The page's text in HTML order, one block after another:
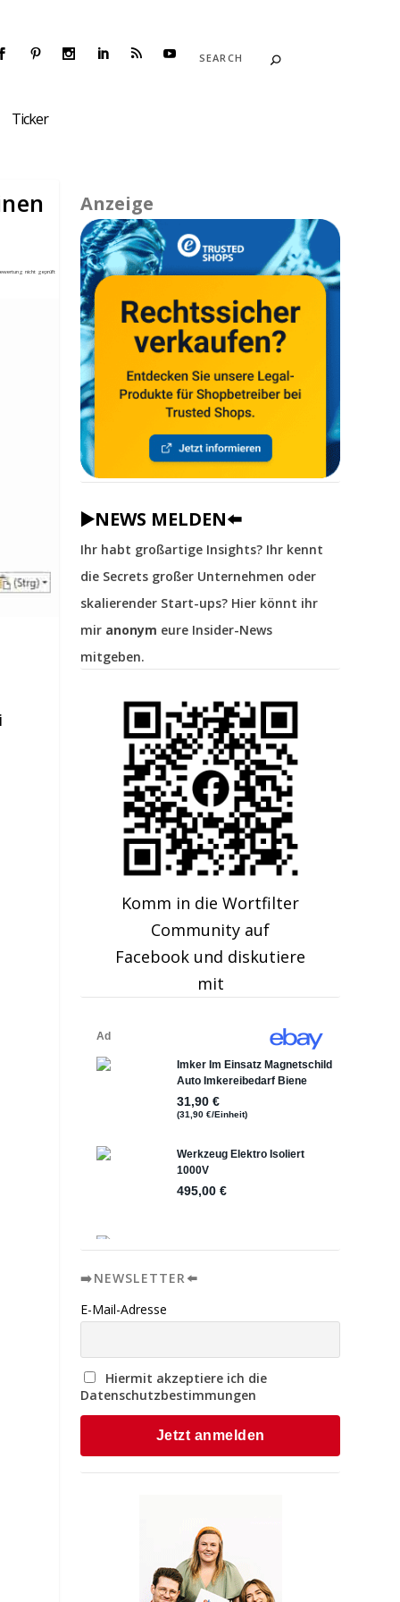
Ticker
Anzeige
▶️NEWS MELDEN⬅️
Ihr habt großartige Insights? Ihr kennt
die Secrets großer Unternehmen oder
skalierender Start-ups? Hier könnt ihr
mir anonym eure Insider-News
mitgeben.
Komm in die Wortfilter
Community auf
Facebook und diskutiere
mit
➡️NEWSLETTER⬅️
E-Mail-Adresse
Hiermit akzeptiere ich die
Datenschutzbestimmungen